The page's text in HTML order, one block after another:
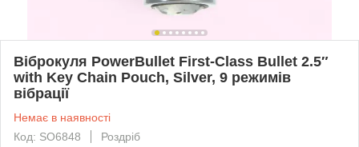
Віброкуля PowerBullet First-Class Bullet 2.5″
with Key Chain Pouch, Silver, 9 режимів
вібрації
Немає в наявності
Код: SO6848
Роздріб